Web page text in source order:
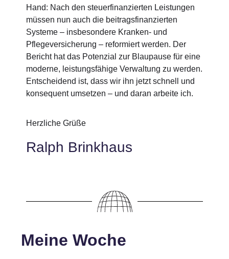
Hand: Nach den steuerfinanzierten Leistungen
müssen nun auch die beitragsfinanzierten
Systeme – insbesondere Kranken- und
Pflegeversicherung – reformiert werden. Der
Bericht hat das Potenzial zur Blaupause für eine
moderne, leistungsfähige Verwaltung zu werden.
Entscheidend ist, dass wir ihn jetzt schnell und
konsequent umsetzen – und daran arbeite ich.
Herzliche Grüße
Ralph Brinkhaus
Meine Woche